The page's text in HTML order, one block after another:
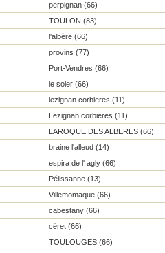
perpignan (66)
TOULON (83)
l'albère (66)
provins (77)
Port-Vendres (66)
le soler (66)
lezignan corbieres (11)
Lezignan corbieres (11)
LAROQUE DES ALBERES (66)
braine l'alleud (14)
espira de l' agly (66)
Pélissanne (13)
Villemomaque (66)
cabestany (66)
céret (66)
TOULOUGES (66)